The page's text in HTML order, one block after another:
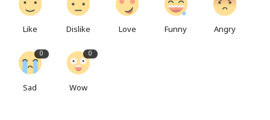
Like Dislike Love Funny Angry
0
Sad
0
Wow